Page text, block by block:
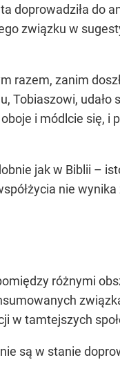
doprowadziła do
związku w
razem, zanim
Tobiaszowi, udało
i módlcie się, i
jak w Biblii –
nie wynika
różnymi
w tamtejszych
są w stanie